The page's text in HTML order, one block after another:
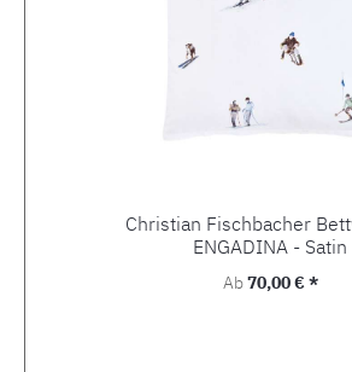
Christian Fischbacher
ENGADINA - Satin
Regulärer Preis:
Ab70,00 € *